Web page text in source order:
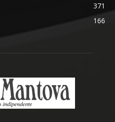
371
166